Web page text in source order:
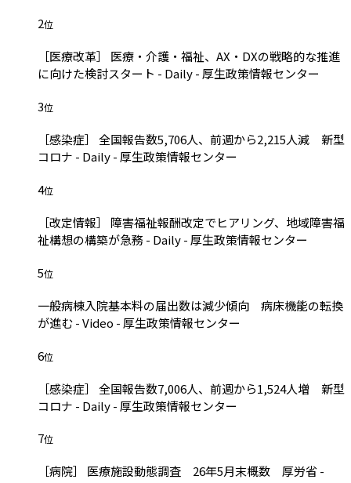
2位
［医療改革］ 医療・介護・福祉、AX・DXの戦略的な推進
に向けた検討スタート - Daily - 厚生政策情報センター
3位
［感染症］ 全国報告数5,706人、前週から2,215人減 新型
コロナ - Daily - 厚生政策情報センター
4位
［改定情報］ 障害福祉報酬改定でヒアリング、地域障害福
祉構想の構築が急務 - Daily - 厚生政策情報センター
5位
一般病棟入院基本料の届出数は減少傾向 病床機能の転換
が進む - Video - 厚生政策情報センター
6位
［感染症］ 全国報告数7,006人、前週から1,524人増 新型
コロナ - Daily - 厚生政策情報センター
7位
［病院］ 医療施設動態調査 26年5月末概数 厚労省 -